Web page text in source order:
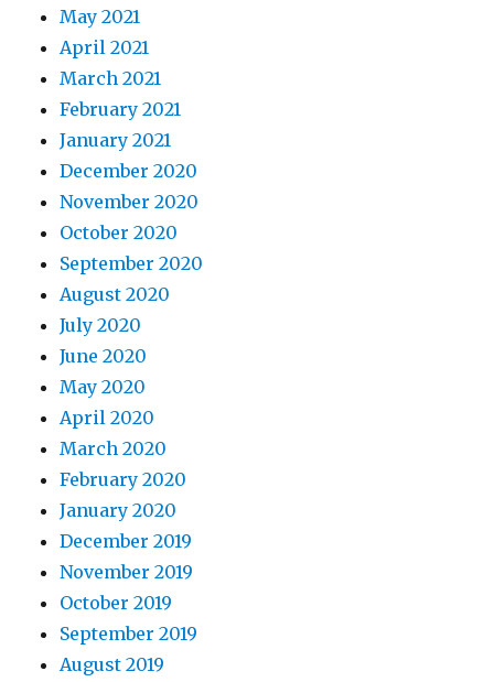
May 2021
April 2021
March 2021
February 2021
January 2021
December 2020
November 2020
October 2020
September 2020
August 2020
July 2020
June 2020
May 2020
April 2020
March 2020
February 2020
January 2020
December 2019
November 2019
October 2019
September 2019
August 2019